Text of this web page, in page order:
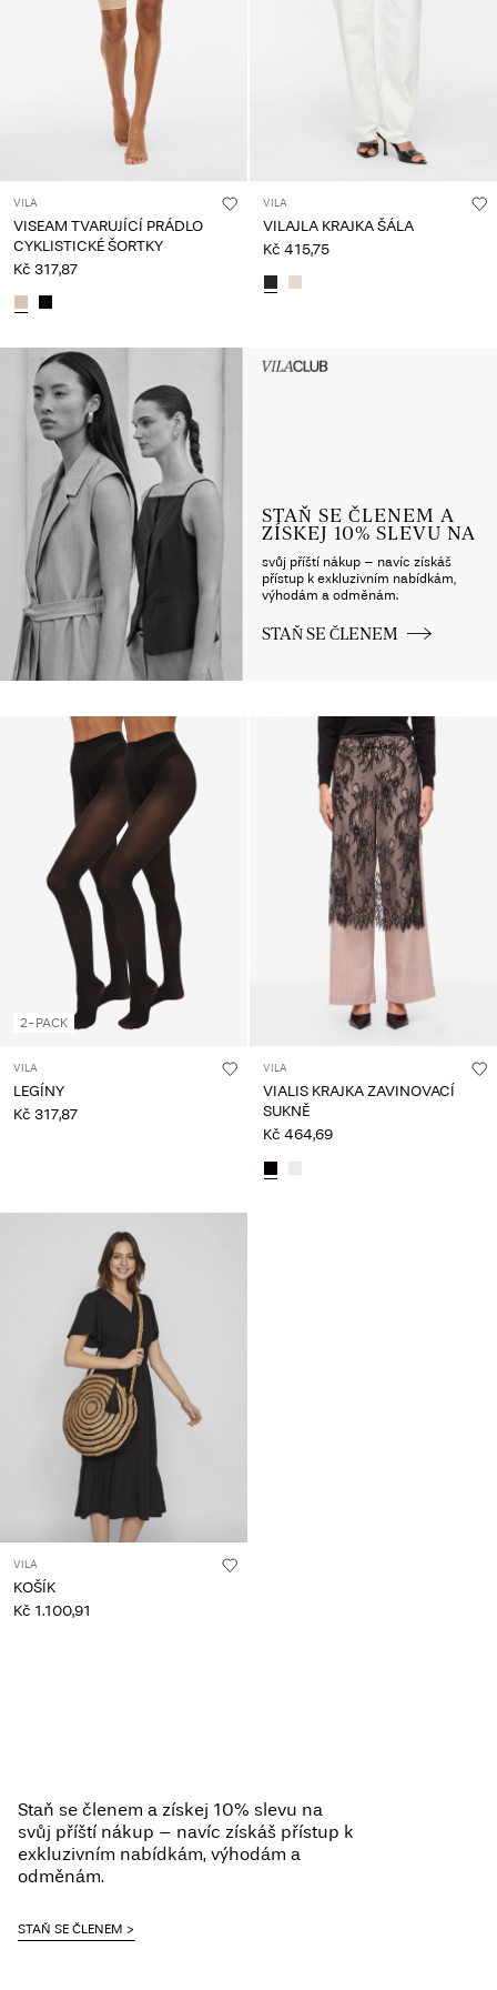
VILA
VISEAM TVARUJÍCÍ PRÁDLO
CYKLISTICKÉ ŠORTKY
Kč 317,87
VILA
VILAJLA KRAJKA ŠÁLA
Kč 415,75
Intet indhold
STAŇ SE ČLENEM A
ZÍSKEJ 10% SLEVU NA
svůj příští nákup – navíc získáš
přístup k exkluzivním nabídkám,
výhodám a odměnám.
STAŇ SE ČLENEM
2-PACK
VILA
LEGÍNY
Kč 317,87
VILA
VIALIS KRAJKA ZAVINOVACÍ
SUKNĚ
Kč 464,69
VILA
KOŠÍK
Kč 1.100,91
Staň se členem a získej 10% slevu na
svůj příští nákup – navíc získáš přístup k
exkluzivním nabídkám, výhodám a
odměnám.
STAŇ SE ČLENEM